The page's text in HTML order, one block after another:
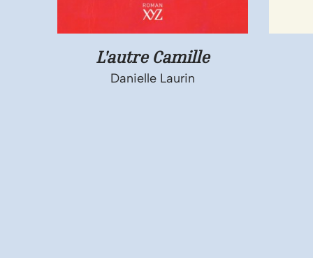
L'autre Camille
Danielle Laurin